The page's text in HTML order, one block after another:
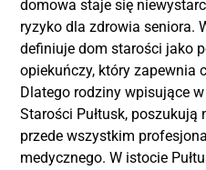
domowa staje się
ryzyko dla zdrowia seniora.
definiuje dom starości jako
opiekuńczy, który zapewnia
Dlatego rodziny wpisujące
Starości Pułtusk,
przede wszystkim
medycznego. W istocie